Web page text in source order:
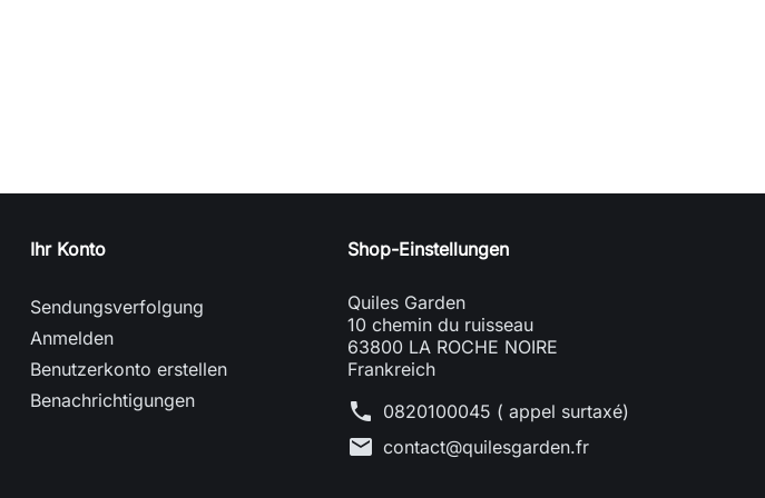
Ihr Konto
Sendungsverfolgung
Anmelden
Benutzerkonto erstellen
Benachrichtigungen
Shop-Einstellungen
Quiles Garden
10 chemin du ruisseau
63800 LA ROCHE NOIRE
Frankreich
phone 0820100045 ( appel surtaxé)
mail contact@quilesgarden.fr